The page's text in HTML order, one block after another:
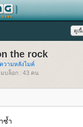
the rock
วามหลังไมค์
บล็อก : 43 คน
ซ้ำ